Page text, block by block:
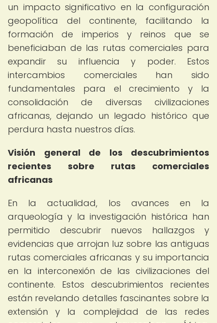
un impacto significativo en la configuración
geopolítica del continente, facilitando la
formación de imperios y reinos que se
beneficiaban de las rutas comerciales para
expandir su influencia y poder. Estos
intercambios comerciales han sido
fundamentales para el crecimiento y la
consolidación de diversas civilizaciones
africanas, dejando un legado histórico que
perdura hasta nuestros días.
Visión general de los descubrimientos
recientes sobre rutas comerciales
africanas
En la actualidad, los avances en la
arqueología y la investigación histórica han
permitido descubrir nuevos hallazgos y
evidencias que arrojan luz sobre las antiguas
rutas comerciales africanas y su importancia
en la interconexión de las civilizaciones del
continente. Estos descubrimientos recientes
están revelando detalles fascinantes sobre la
extensión y la complejidad de las redes